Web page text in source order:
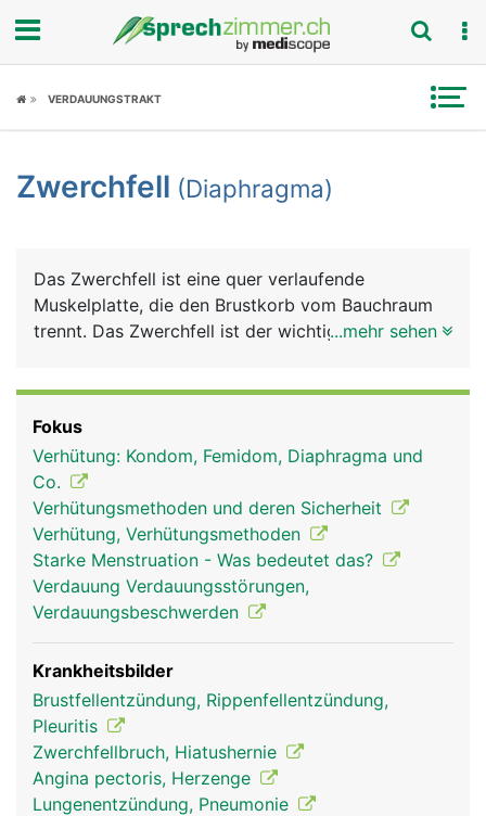
Fokus
Symptome
News
Rubriken
VERDAUUNGSTRAKT
Zwerchfell (Diaphragma)
Das Zwerchfell ist eine quer verlaufende
Muskelplatte, die den Brustkorb vom Bauchraum
trennt. Das Zwerchfell ist der wichtigste
unten und unterstützt damit die Lunge beim Ein-
und Ausatmen. Man nennt diese Atmung auch
Zwerchfellatmung oder Bauchatmung. Unterstützt
wird das Zwerchfell durch die Muskeln des
Brustkorbes und des Schultergürtels. Sie werden
als Atemhilfsmuskulatur bezeichnet und kommen
vor allem bei Anstrengung zum Einsatz, bei der
sich der gesamte Brustkorb hebt und senkt. Bei
dieser sogenannten Brustatmung wird die Lunge
beim Einatmen zu allen Seiten auseinander
gezogen. Brust- und Bauchatmung arbeiten immer
zusammen, in Ruhe überwiegt jedoch die Bauch-,
bei Anstrengung die Brustatmung.
...mehr sehen
Fokus
Verhütung: Kondom, Femidom, Diaphragma und
Co.
Verhütungsmethoden und deren Sicherheit
Verhütung, Verhütungsmethoden
Starke Menstruation - Was bedeutet das?
Verdauung Verdauungsstörungen,
Verdauungsbeschwerden
Krankheitsbilder
Brustfellentzündung, Rippenfellentzündung,
Pleuritis
Zwerchfellbruch, Hiatushernie
Angina pectoris, Herzenge
Lungenentzündung, Pneumonie